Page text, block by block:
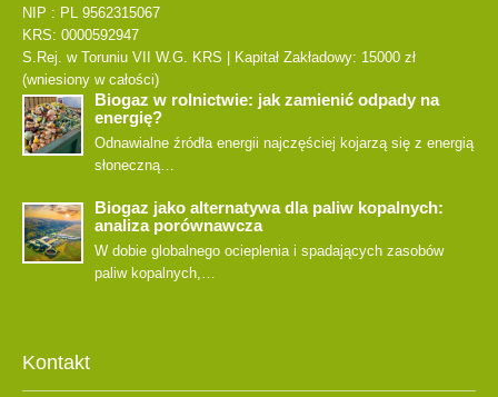
NIP : PL 9562315067
KRS: 0000592947
S.Rej. w Toruniu VII W.G. KRS | Kapitał Zakładowy: 15000 zł
(wniesiony w całości)
Biogaz w rolnictwie: jak zamienić odpady na
energię?
Odnawialne źródła energii najczęściej kojarzą się z energią
słoneczną…
Biogaz jako alternatywa dla paliw kopalnych:
analiza porównawcza
W dobie globalnego ocieplenia i spadających zasobów
paliw kopalnych,…
Kontakt